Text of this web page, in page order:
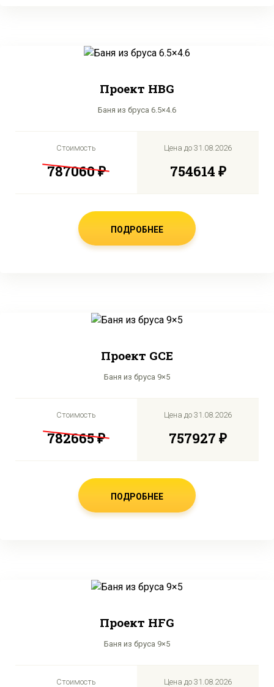
Проект HBG
Баня из бруса 6.5×4.6
Стоимость
787060 ₽
Цена до 31.08.2026
754614 ₽
ПОДРОБНЕЕ
Проект GCE
Баня из бруса 9×5
Стоимость
782665 ₽
Цена до 31.08.2026
757927 ₽
ПОДРОБНЕЕ
Проект HFG
Баня из бруса 9×5
Стоимость Цена до 31.08.2026